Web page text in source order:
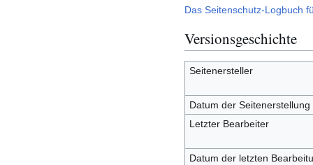
Das Seitenschutz-Logbuch
Versionsgeschichte
Seitenersteller
Datum der Seitenerstellung
Letzter Bearbeiter
Datum der letzten